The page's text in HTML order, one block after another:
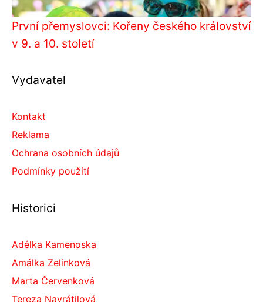
První přemyslovci: Kořeny českého království
v 9. a 10. století
Vydavatel
Kontakt
Reklama
Ochrana osobních údajů
Podmínky použití
Historici
Adélka Kamenoska
Amálka Zelinková
Marta Červenková
Tereza Navrátilová